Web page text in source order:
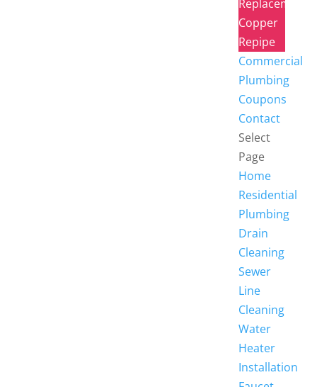
Replacement
Copper
Repipe
Commercial
Plumbing
Coupons
Contact
Select
Page
Home
Residential
Plumbing
Drain
Cleaning
Sewer
Line
Cleaning
Water
Heater
Installation